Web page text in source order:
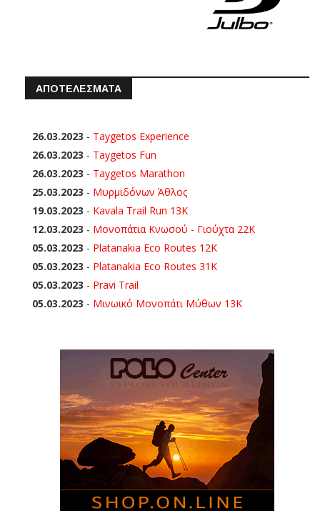
ΑΠΟΤΕΛΕΣΜΑΤΑ
26.03.2023 - Taygetos Experience
26.03.2023 - Taygetos Fun
26.03.2023 - Taygetos Marathon
25.03.2023 - Μυρμιδόνων Άθλος
19.03.2023 - Kavala Trail Run 13K
12.03.2023 - Μονοπάτια Κνωσού - Γιούχτα 22Κ
05.03.2023 - Platanakia Eco Routes 12K
05.03.2023 - Platanakia Eco Routes 31K
05.03.2023 - Pravi Trail
05.03.2023 - Μινωικό Μονοπάτι Μύθων 13Κ